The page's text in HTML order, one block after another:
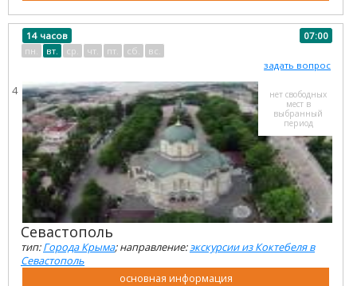
4
14 часов
07:00
пн.
вт. ср. чт. пт. сб.
вс.
задать вопрос
нет свободных
мест в
выбранный
период
Севастополь
тип:Города Крыма; направление:экскурсии из Коктебеля в
Севастополь
основная информация